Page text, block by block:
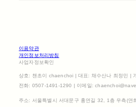
이용약관
개인정보처리방침
사업자정보확인
상호: 챈초이 chaenchoi | 대표: 채수산나 최정민 |
전화: 0507-1491-1290 | 이메일:
주소: 서울특별시 서대문구 홍연길 32, 1층 우측(연